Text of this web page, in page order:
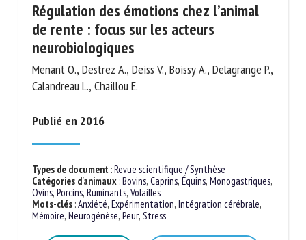
Régulation des émotions chez l’animal
de rente : focus sur les acteurs
neurobiologiques
Menant O., Destrez A., Deiss V., Boissy A., Delagrange P.,
Calandreau L., Chaillou E.
Publié en 2016
Types de document :Revue scientifique / Synthèse
Catégories d'animaux:Bovins, Caprins, Équins, Monogastriques,
Ovins, Porcins, Ruminants, Volailles
Mots-clés:Anxiété, Expérimentation, Intégration cérébrale,
Mémoire, Neurogénèse, Peur, Stress